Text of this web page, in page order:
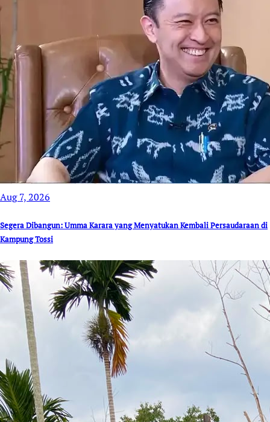
Aug 7, 2026
Segera Dibangun: Umma Karara yang Menyatukan Kembali Persaudaraan di
Kampung Tossi